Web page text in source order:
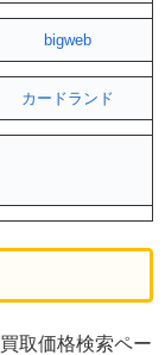
bigweb
カードランド
取価格検索ペー